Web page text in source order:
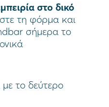
στο δικό
τη φόρμα και
σήμερα το
το δεύτερο